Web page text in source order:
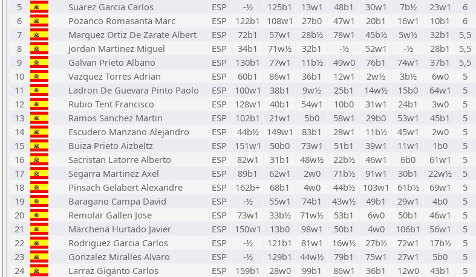
5
Suarez Garcia Carlos ESP -½ 125b1 13w1 48b1 30w1 7b½ 23w1 6
6
Pozanco Romasanta Marc ESP 122b1 108w1 27b0 47w1 20b1 16w1 10b1 6
7
Marquez Ortiz De Zarate Albert ESP 72b1 57w1 28b½ 78w1 45b½ 5w½ 32b1 5,5
8
Jordan Martinez Miguel ESP 34b1 71w½ 32b1 -½ 52w1 -½ 28b1 5,5
9
Galvan Prieto Albano ESP 130b1 77w1 11b½ 49w0 76b1 74w1 37b1 5,5
10
Vazquez Torres Adrian ESP 60b1 86w1 36b1 12w1 2w½ 3b½ 6w0 5
11
Ladron De Guevara Pinto Paolo ESP 100w1 38b1 9w½ 25b1 14w½ 15b0 64w1 5
12
Rubio Tent Francisco ESP 128w1 40b1 54w1 10b0 31w1 24b1 3w0 5
13
Ramos Sanchez Martin ESP 102b1 21w1 5b0 58w1 29b0 53w1 45b1 5
14
Escudero Manzano Alejandro ESP 44b½ 149w1 83b1 28w1 11b½ 45w1 2w0 5
15
Buiza Prieto Aizbeltz ESP 151w1 50b0 73w1 51b1 39w1 11w1 1b0 5
16
Sacristan Latorre Alberto ESP 82w1 31b1 48w½ 22b½ 46w1 6b0 61w1 5
17
Segarra Martinez Axel ESP 89b1 62w1 2w0 71b½ 91w1 30b1 22w½ 5
18
Pinsach Gelabert Alexandre ESP 162b+ 68b1 4w0 44b½ 103w1 61b½ 69w1 5
19
Baragano Campa David ESP -½ 55w1 74b1 43w½ 49b1 29w1 4b0 5
20
Remolar Gallen Jose ESP 73w1 33b½ 71w½ 53b1 6w0 50b1 46w1 5
21
Marchena Hurtado Javier ESP 150w1 13b0 98w1 50b1 4w0 106b1 56w1 5
22
Rodriguez Garcia Carlos ESP -½ 121b1 81w1 16w½ 27b½ 72w1 17b½ 5
23
Gonzalez Miralles Alvaro ESP -½ 129b1 44w½ 79b1 75w1 27w1 5b0 5
24
Larraz Giganto Carlos ESP 159b1 28w0 99b1 86w1 36b1 12w0 43b1 5